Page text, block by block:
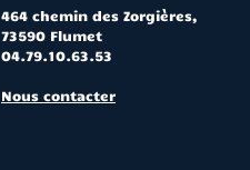
464 chemin des Zorgières,
73590 Flumet
04.79.10.63.53
Nous contacter